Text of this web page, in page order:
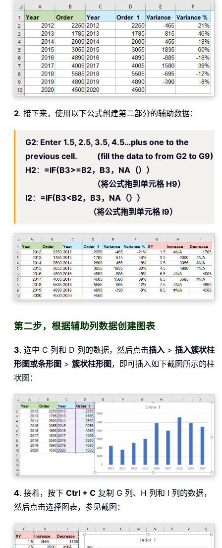
2. 接下来，使用以下公式创建第二部分的辅助数据：
G2: Enter 1.5, 2.5, 3.5, 4.5…plus one to the
previous cell. (fill the data to from G2 to G9)
H2： =IF(B3>=B2，B3，NA（））
（将公式拖到单元格 H9）
I2： =IF(B3<B2，B3，NA（））
（将公式拖到单元格 I9）
第二步，根据辅助列数据创建图表
3. 选中 C 列和 D 列的数据，然后点击插入 > 插入簇状柱
形图或条形图 > 簇状柱形图，即可插入如下截图所示的柱
状图：
4. 接着，按下 Ctrl + C 复制 G 列、H 列和 I 列的数据，
然后点击选择图表，参见截图：